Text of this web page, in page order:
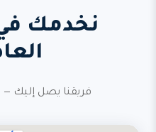
نخدمك
فريقنا يصل إليك —